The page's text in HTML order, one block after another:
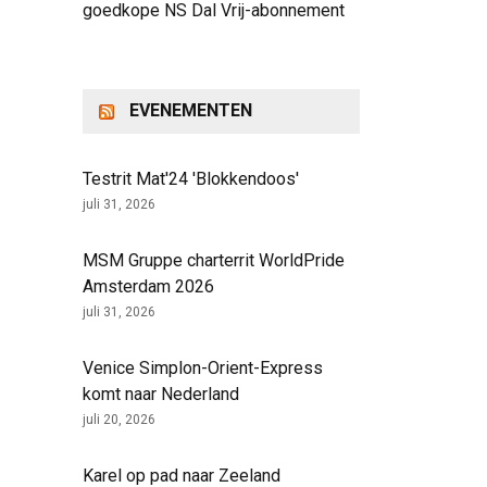
goedkope NS Dal Vrij-abonnement
EVENEMENTEN
Testrit Mat'24 'Blokkendoos'
juli 31, 2026
MSM Gruppe charterrit WorldPride
Amsterdam 2026
juli 31, 2026
Venice Simplon-Orient-Express
komt naar Nederland
juli 20, 2026
Karel op pad naar Zeeland